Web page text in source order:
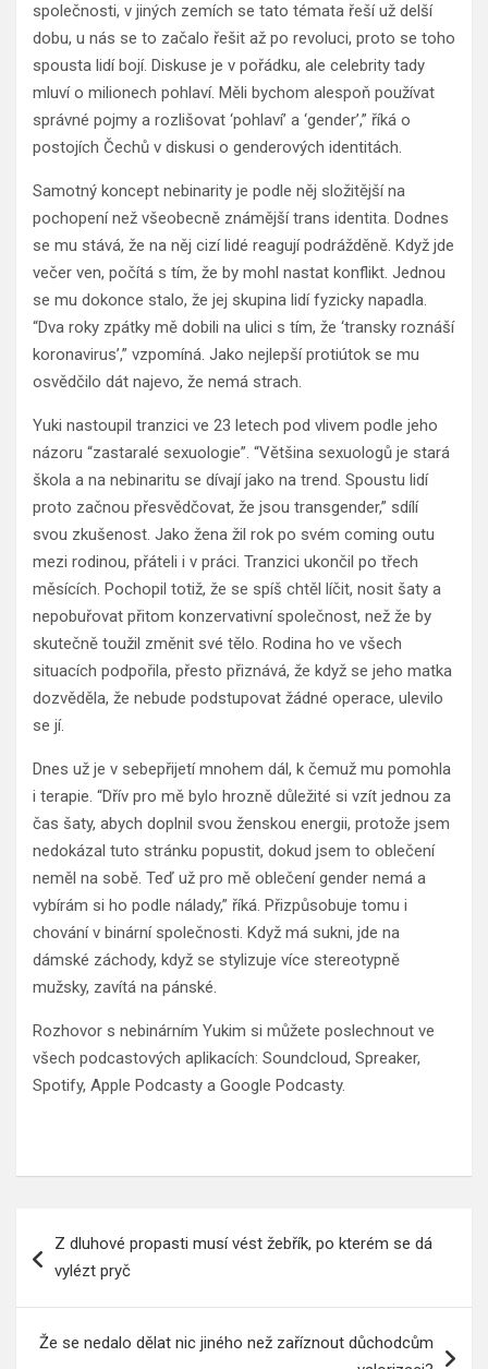
společnosti, v jiných zemích se tato témata řeší už delší
dobu, u nás se to začalo řešit až po revoluci, proto se toho
spousta lidí bojí. Diskuse je v pořádku, ale celebrity tady
mluví o milionech pohlaví. Měli bychom alespoň používat
správné pojmy a rozlišovat ‘pohlaví’ a ‘gender’,” říká o
postojích Čechů v diskusi o genderových identitách.
Samotný koncept nebinarity je podle něj složitější na
pochopení než všeobecně známější trans identita. Dodnes
se mu stává, že na něj cizí lidé reagují podrážděně. Když jde
večer ven, počítá s tím, že by mohl nastat konflikt. Jednou
se mu dokonce stalo, že jej skupina lidí fyzicky napadla.
“Dva roky zpátky mě dobili na ulici s tím, že ‘transky roznáší
koronavirus’,” vzpomíná. Jako nejlepší protiútok se mu
osvědčilo dát najevo, že nemá strach.
Yuki nastoupil tranzici ve 23 letech pod vlivem podle jeho
názoru “zastaralé sexuologie”. “Většina sexuologů je stará
škola a na nebinaritu se dívají jako na trend. Spoustu lidí
proto začnou přesvědčovat, že jsou transgender,” sdílí
svou zkušenost. Jako žena žil rok po svém coming outu
mezi rodinou, přáteli i v práci. Tranzici ukončil po třech
měsících. Pochopil totiž, že se spíš chtěl líčit, nosit šaty a
nepobuřovat přitom konzervativní společnost, než že by
skutečně toužil změnit své tělo. Rodina ho ve všech
situacích podpořila, přesto přiznává, že když se jeho matka
dozvěděla, že nebude podstupovat žádné operace, ulevilo
se jí.
Dnes už je v sebepřijetí mnohem dál, k čemuž mu pomohla
i terapie. “Dřív pro mě bylo hrozně důležité si vzít jednou za
čas šaty, abych doplnil svou ženskou energii, protože jsem
nedokázal tuto stránku popustit, dokud jsem to oblečení
neměl na sobě. Teď už pro mě oblečení gender nemá a
vybírám si ho podle nálady,” říká. Přizpůsobuje tomu i
chování v binární společnosti. Když má sukni, jde na
dámské záchody, když se stylizuje více stereotypně
mužsky, zavítá na pánské.
Rozhovor s nebinárním Yukim si můžete poslechnout ve
všech podcastových aplikacích: Soundcloud, Spreaker,
Spotify, Apple Podcasty a Google Podcasty.
proZ dluhové propasti musí vést žebřík, po kterém se dá
vylézt pryč
Že se nedalo dělat nic jiného než zaříznout důchodcům